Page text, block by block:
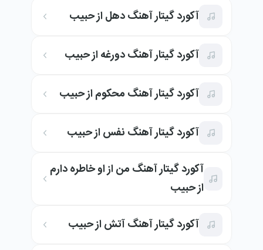
آکورد گیتار آهنگ دهل از حبیب
آکورد گیتار آهنگ دورغه از حبیب
آکورد گیتار آهنگ محکوم از حبیب
آکورد گیتار آهنگ نفس از حبیب
آکورد گیتار آهنگ من از او خاطره دارم
از حبیب
آکورد گیتار آهنگ آتش از حبیب